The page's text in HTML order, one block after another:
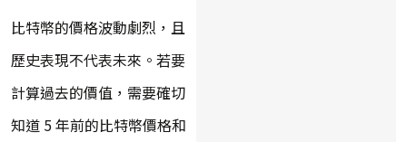
比特幣的價格波動劇烈，且
歷史表現不代表未來。若要
計算過去的價值，需要確切
知道 5 年前的比特幣價格和